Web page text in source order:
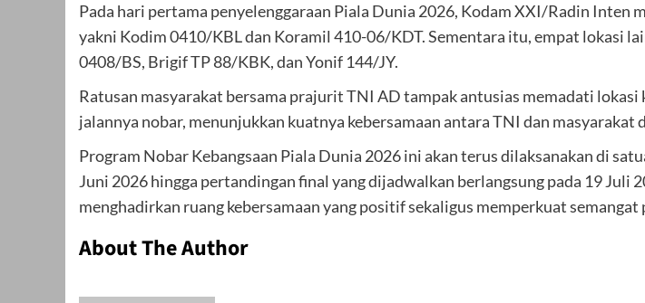
Pada hari pertama penyelenggaraan Piala Dunia 2026, Kodam XXI/Radin Inten
yakni Kodim 0410/KBL dan Koramil 410-06/KDT. Sementara itu, empat lokasi
0408/BS, Brigif TP 88/KBK, dan Yonif 144/JY.
Ratusan masyarakat bersama prajurit TNI AD tampak antusias memadati lokasi
jalannya nobar, menunjukkan kuatnya kebersamaan antara TNI dan
Program Nobar Kebangsaan Piala Dunia 2026 ini akan terus dilaksanakan di
Juni 2026 hingga pertandingan final yang dijadwalkan berlangsung pada 19
menghadirkan ruang kebersamaan yang positif sekaligus memperkuat
About The Author